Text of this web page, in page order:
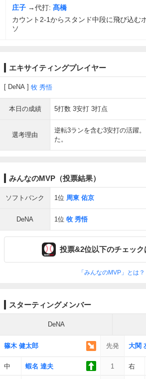
庄子 →代打: 髙橋
カウント2-1からスタンド中段に飛び込む
ソ
エキサイティングプレイヤー
DeNA 牧 秀悟
本日の成績 5打数 3安打 3打点
選考理由
逆転3ランを含む3安打の活躍
た。
みんなのMVP（投票結果）
ソフトバンク 1位 周東 佑京
DeNA 1位 牧 秀悟
投票&2位以下のチェッ
「みんなのMVP」とは？
スターティングメンバー
DeNA
篠木 健太郎 先発 大関
中 蝦名 達夫 1 右